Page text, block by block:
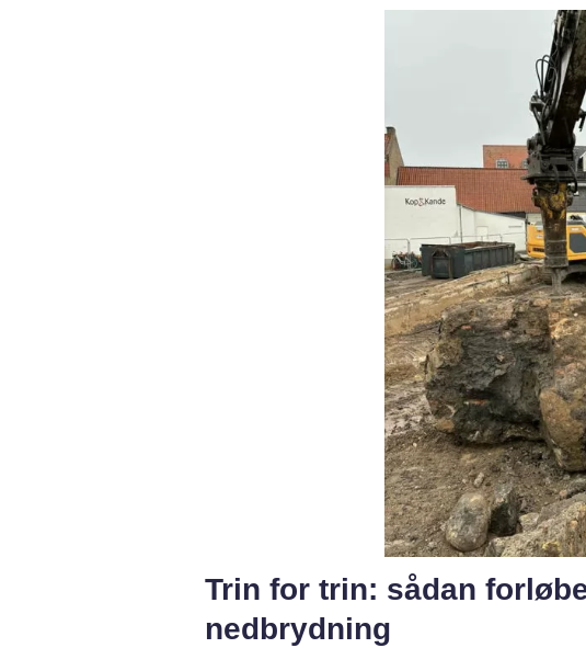
Trin for trin: sådan
nedbrydning